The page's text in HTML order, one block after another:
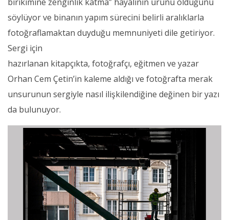
söylüyor ve binanın yapım sürecini belirli aralıklarla
fotoğraflamaktan duyduğu memnuniyeti dile getiriyor.
Sergi için
hazırlanan kitapçıkta, fotoğrafçı, eğitmen ve yazar
Orhan Cem Çetin’in kaleme aldığı ve fotoğrafta merak
unsurunun sergiyle nasıl ilişkilendiğine değinen bir yazı
da bulunuyor.